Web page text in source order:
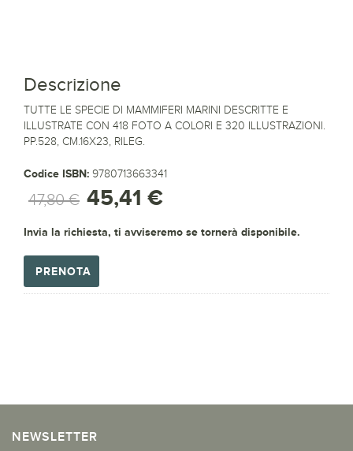
Descrizione
TUTTE LE SPECIE DI MAMMIFERI MARINI DESCRITTE E
ILLUSTRATE CON 418 FOTO A COLORI E 320 ILLUSTRAZIONI.
PP.528, CM.16X23, RILEG.
Codice ISBN: 9780713663341
47,80 € 45,41 €
Invia la richiesta, ti avviseremo se tornerà disponibile.
PRENOTA
NEWSLETTER